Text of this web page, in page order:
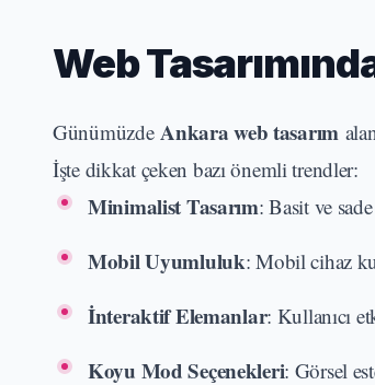
Web
GünümüzdeAnkara web tasarım
İşte dikkat çeken bazı önemli trendler:
Minimalist Tasarım: Basit ve
Mobil Uyumluluk: Mobil cihaz
İnteraktif Elemanlar: Kullanıcı
Koyu Mod Seçenekleri: Görsel